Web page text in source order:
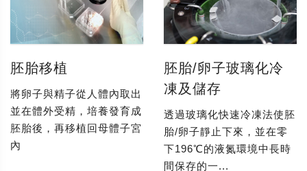
胚胎移植
將卵子與精子從人體內取出
並在體外受精，培養發育成
胚胎後，再移植回母體子宮
內
胚胎/卵子玻璃化冷
凍及儲存
透過玻璃化快速冷凍法使胚
胎/卵子靜止下來，並在零
下196℃的液氮環境中長時
間保存的一...